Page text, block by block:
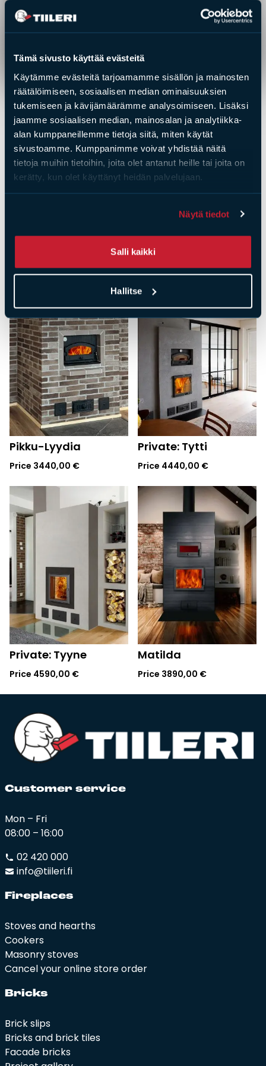
Tämä sivusto käyttää evästeitä
Käytämme evästeitä tarjoamamme sisällön ja mainosten
räätälöimiseen, sosiaalisen median ominaisuuksien
tukemiseen ja kävijämäärämme analysoimiseen. Lisäksi
jaamme sosiaalisen median, mainosalan ja analytiikka-
alan kumppaneillemme tietoja siitä, miten käytät
sivustoamme. Kumppanimme voivat yhdistää näitä
tietoja muihin tietoihin, joita olet antanut heille tai joita on
kerätty, kun olet käyttänyt heidän palvelujaan.
Näytä tiedot
Salli kaikki
Hallitse
(Required)
Yes, I have read and accept the privacy policy.
Submit
a practical kitchen appliance, but it also serves as a
significant heat source for the home, with its
substantial 3500 kg mass providing consistent warmth
throughout even larger homes.
Authentic wood-fired baking oven providing
extended baking times
Effective heat retention with a 3500 kg mass
Versatile surface options compatible with various
interior styles, from modern homes to rustic
settings
Installation available upon request – ask for details
You might al­so be in­te­res­
ted in the­se
Pikku-Lyydia
Price 3440,00 €
Private: Tytti
Price 4440,00 €
Private: Tyyne
Price 4590,00 €
Matilda
Price 3890,00 €
Cus­to­mer ser­vi­ce
Mon – Fri
08:00 – 16:00
02 420 000
info@tiileri.fi
Fi­rep­la­ces
Stoves and hearths
Cookers
Masonry stoves
Cancel your online store order
Bricks
Brick slips
Bricks and brick tiles
Facade bricks